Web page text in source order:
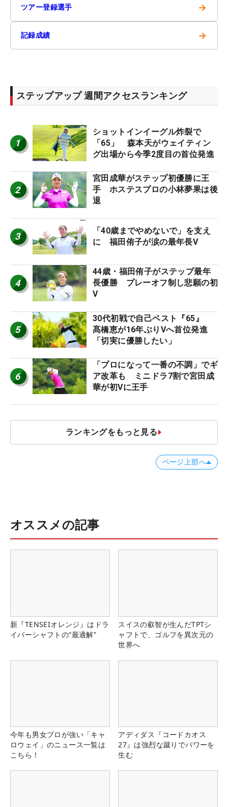
ツアー登録選手 →
記録成績 →
ステップアップ 週間アクセスランキング
1
ショットインイーグル炸裂で
「65」 森本天がウェイティン
グ出場から今季2度目の首位発進
2
宮田成華がステップ初優勝に王
手 ホステスプロの小林夢果は後
退
3
「40歳までやめないで」を支え
に 福田侑子が涙の最年長V
4
44歳・福田侑子がステップ最年
長優勝 プレーオフ制し悲願の初
V
5
30代初戦で自己ベスト『65』
髙橋恵が16年ぶりVへ首位発進
「切実に優勝したい」
6
「プロになって一番の不調」でギ
ア改革も ミニドラ7割で宮田成
華が初Vに王手
ランキングをもっと見る
ページ上部へ
オススメの記事
新『TENSEIオレンジ』はドラ
イバーシャフトの“最適解”
スイスの叡智が生んだTPTシ
ャフトで、ゴルフを異次元の
世界へ
今年も男女プロが強い「キャ
ロウェイ」のニュース一覧は
こちら！
アディダス『コードカオス
27』は強烈な蹴りでパワーを
生む